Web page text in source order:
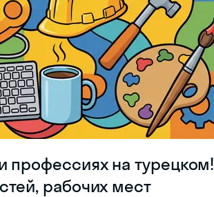
профессиях на турецком!
рабочих мест